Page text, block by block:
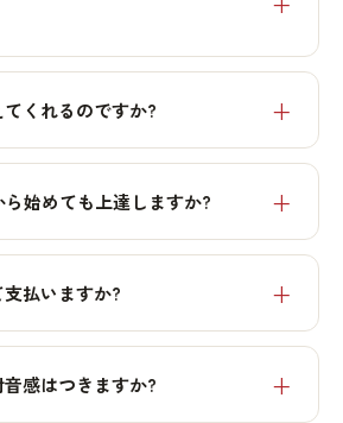
くれるのですか?
始めても上達しますか?
払いますか?
感はつきますか?